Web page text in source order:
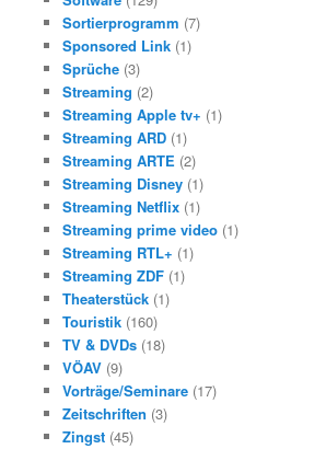
Sortierprogramm (7)
Sponsored Link (1)
Sprüche (3)
Streaming (2)
Streaming Apple tv+ (1)
Streaming ARD (1)
Streaming ARTE (2)
Streaming Disney (1)
Streaming Netflix (1)
Streaming prime video (1)
Streaming RTL+ (1)
Streaming ZDF (1)
Theaterstück (1)
Touristik (160)
TV & DVDs (18)
VÖAV (9)
Vorträge/Seminare (17)
Zeitschriften (3)
Zingst (45)